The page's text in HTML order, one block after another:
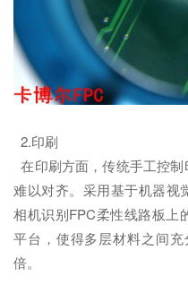
2.印刷
在印刷方面，传统手工控
难以对齐。采用基于机器视
相机识别FPC柔性线路板上
平台，使得多层材料之间
倍。